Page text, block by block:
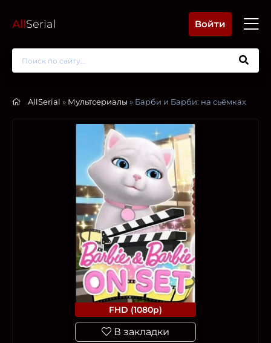
AllSerial Войти
AllSerial » Мультсериалы » Барби и Барби: на сьёмках
FHD (1080p)
В закладки